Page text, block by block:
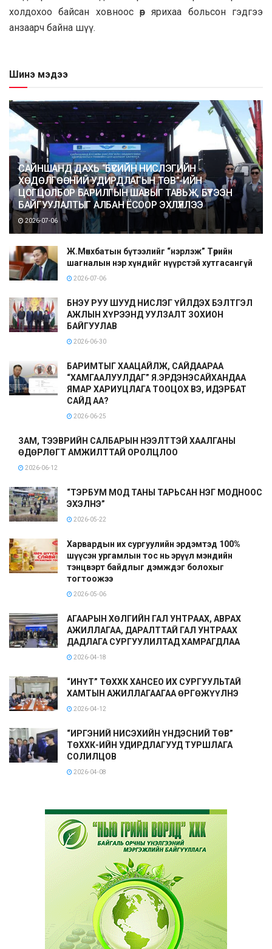
холдохоо байсан ховноос өөр ярихаа больсон гэдгээ
анзаарч байна шүү.
Шинэ мэдээ
САЙНШАНД ДАХЬ “БҮСИЙН НИСЛЭГИЙН
ХӨДӨЛГӨӨНИЙ УДИРДЛАГЫН ТӨВ”-ИЙН
ЦОГЦОЛБОР БАРИЛГЫН ШАВЫГ ТАВЬЖ, БҮТЭЭН
БАЙГУУЛАЛТЫГ АЛБАН ЁСООР ЭХЛҮҮЛЛЭЭ
2026-07-06
Ж.Мөнхбатын бүтээлийг “нэрлэж” Төрийн
шагналын нэр хүндийг нүүрстэй хутгасангүй
2026-07-06
БНЭУ РУУ ШУУД НИСЛЭГ ҮЙЛДЭХ БЭЛТГЭЛ
АЖЛЫН ХҮРЭЭНД УУЛЗАЛТ ЗОХИОН
БАЙГУУЛАВ
2026-06-30
БАРИМТЫГ ХААЦАЙЛЖ, САЙДААРАА
“ХАМГААЛУУЛДАГ” Я.ЭРДЭНЭСАЙХАНДАА
ЯМАР ХАРИУЦЛАГА ТООЦОХ ВЭ, ИДЭРБАТ
САЙД АА?
2026-06-25
ЗАМ, ТЭЭВРИЙН САЛБАРЫН НЭЭЛТТЭЙ ХААЛГАНЫ
ӨДӨРЛӨГТ АМЖИЛТТАЙ ОРОЛЦЛОО
2026-06-12
“ТЭРБУМ МОД ТАНЫ ТАРЬСАН НЭГ МОДНООС
ЭХЭЛНЭ”
2026-05-22
Харвардын их сургуулийн эрдэмтэд 100%
шүүсэн ургамлын тос нь эрүүл мэндийн
тэнцвэрт байдлыг дэмждэг болохыг
тогтоожээ
2026-05-06
АГААРЫН ХӨЛГИЙН ГАЛ УНТРААХ, АВРАХ
АЖИЛЛАГАА, ДАРАЛТТАЙ ГАЛ УНТРААХ
ДАДЛАГА СУРГУУЛИЛТАД ХАМРАГДЛАА
2026-04-18
“ИНҮТ” ТӨХХК ХАНСЕО ИХ СУРГУУЛЬТАЙ
ХАМТЫН АЖИЛЛАГААГАА ӨРГӨЖҮҮЛНЭ
2026-04-12
“ИРГЭНИЙ НИСЭХИЙН ҮНДЭСНИЙ ТӨВ”
ТӨХХК-ИЙН УДИРДЛАГУУД ТУРШЛАГА
СОЛИЛЦОВ
2026-04-08